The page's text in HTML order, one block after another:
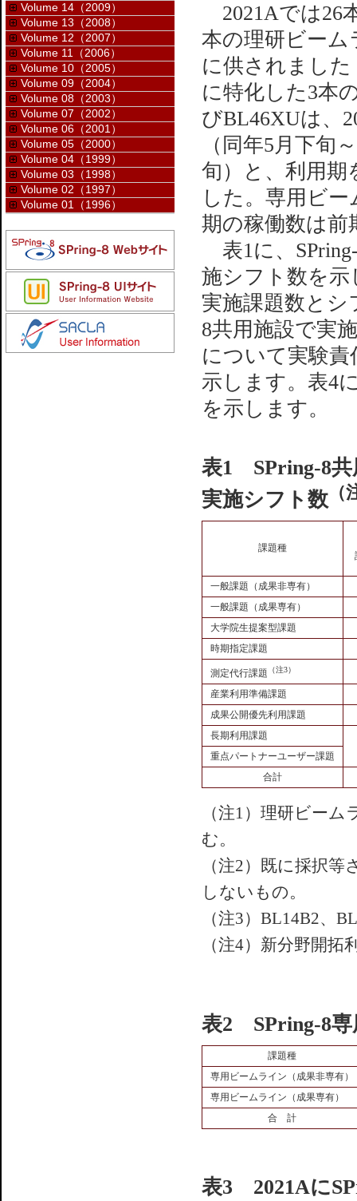
2021Aでは26
本の理研ビー
に供されまし
に特化した3本
びBL46XUは、
（同年5月下旬
旬）と、利用期
した。専用ビ
期の稼働数は前
表1に、
施シフト数を示
実施課題数とシ
8共用施設で実
について実験
示します。表4
を示します。
表1 SPring-8共
実施シフト数 （
課題種
一般課題（成果非専有）
一般課題（成果専有）
大学院生提案型課題
時期指定課題
測定代行課題 （注3）
産業利用準備課題
成果公開優先利用課題
長期利用課題
重点パートナーユーザー課題
合計
（注1）理研ビー
む。
（注2）既に採択
しないもの。
（注3）BL14B2、
（注4）新分野開
表2 SPring-8専
課題種
専用ビームライン（成果非専有）
専用ビームライン（成果専有）
合 計
表3 2021Aに
Volume 14（2009）
Volume 13（2008）
Volume 12（2007）
Volume 11（2006）
Volume 10（2005）
Volume 09（2004）
Volume 08（2003）
Volume 07（2002）
Volume 06（2001）
Volume 05（2000）
Volume 04（1999）
Volume 03（1998）
Volume 02（1997）
Volume 01（1996）